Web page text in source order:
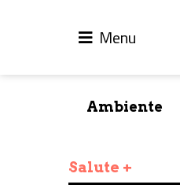
Menu
Ambiente
Salute +